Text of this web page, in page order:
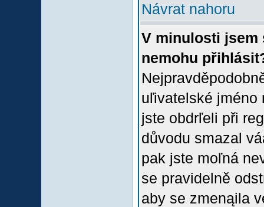
Návrat nahoru
V minulosti jsem
nemohu
uľivatelské jméno
jste obdrľeli při
důvodu smazal
pak jste moľná
se pravidelně
aby se zmenąila